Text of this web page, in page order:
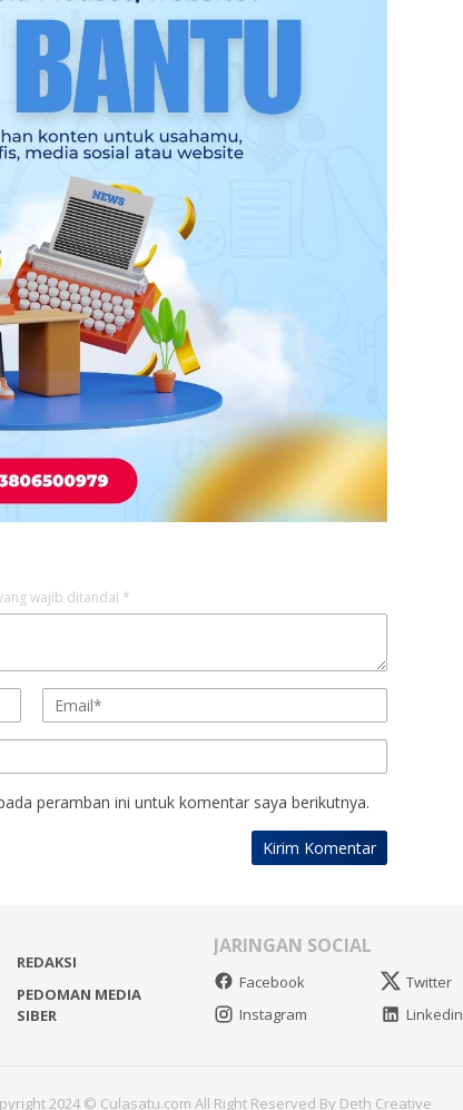
wajib ditandai *
peramban ini untuk komentar saya berikutnya.
REDAKSI
PEDOMAN MEDIA
SIBER
JARINGAN SOCIAL
Facebook Twitter
Instagram
Linkedin
2024 © Culasatu.com All Right Reserved By Deth Creative